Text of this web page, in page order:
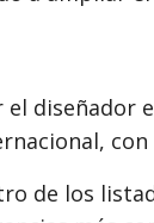
diseñador
de los